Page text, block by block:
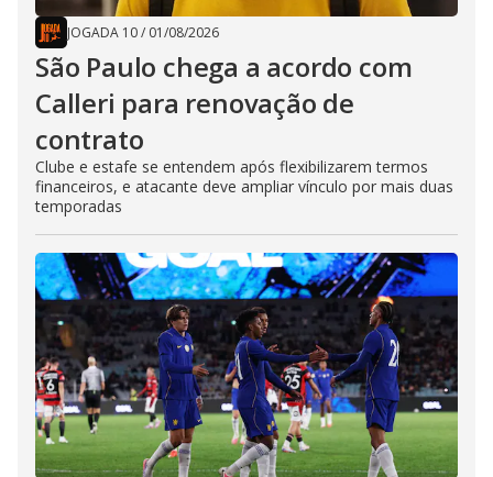
JOGADA 10/ 01/08/2026
São Paulo chega a acordo com
Calleri para renovação de
contrato
Clube e estafe se entendem após flexibilizarem termos
financeiros, e atacante deve ampliar vínculo por mais duas
temporadas